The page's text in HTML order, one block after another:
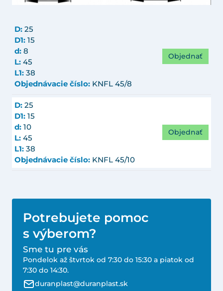
D: 25
D1: 15
d: 8
L: 45
L1: 38
Objednávacie číslo: KNFL 45/8
Objednať
D: 25
D1: 15
d: 10
L: 45
L1: 38
Objednávacie číslo: KNFL 45/10
Objednať
Potrebujete pomoc
s výberom?
Sme tu pre vás
Pondelok až štvrtok od 7:30 do 15:30 a piatok od
7:30 do 14:30.
duranplast@duranplast.sk